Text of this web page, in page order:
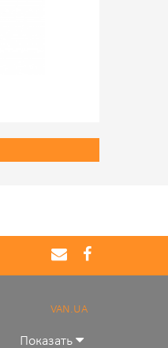
VAN.UA
Показать